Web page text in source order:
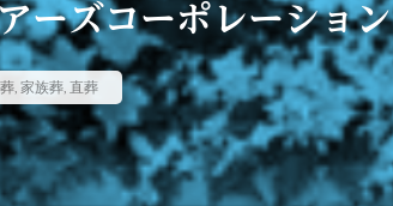
ーズコーポレーション
, 家族葬, 直葬